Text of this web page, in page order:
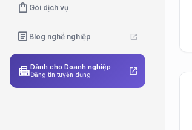
shopping_bag Gói dịch vụ
article Blog nghề nghiệp open_in_new
apartmentDành cho Doanh nghiệp
Đăng tin tuyển dụng open_in_new